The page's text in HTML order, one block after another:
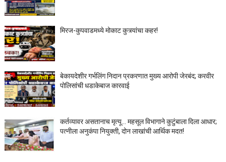
मिरज-कुपवाडमध्ये मोकाट कुत्र्यांचा कहर!
बेकायदेशीर गर्भलिंग निदान प्रकरणात मुख्य आरोपी जेरबंद; करवीर
पोलिसांची धडाकेबाज कारवाई
कर्तव्यावर असतानाच मृत्यू... महसूल विभागाने कुटुंबाला दिला आधार;
पत्नीला अनुकंपा नियुक्ती, दोन लाखांची आर्थिक मदत!